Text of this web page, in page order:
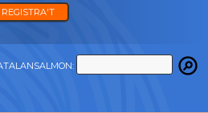
REGISTRA'T